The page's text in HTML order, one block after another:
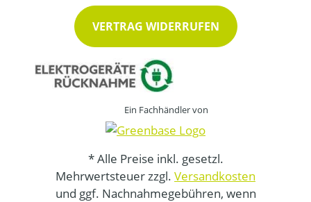
VERTRAG WIDERRUFEN
Ein Fachhändler von
* Alle Preise inkl. gesetzl.
Mehrwertsteuer zzgl. Versandkosten
und ggf. Nachnahmegebühren, wenn